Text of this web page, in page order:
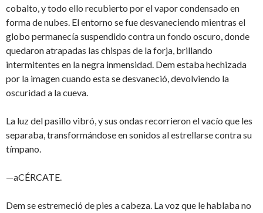
cobalto, y todo ello recubierto por el vapor condensado en
forma de nubes. El entorno se fue desvaneciendo mientras el
globo permanecía suspendido contra un fondo oscuro, donde
quedaron atrapadas las chispas de la forja, brillando
intermitentes en la negra inmensidad. Dem estaba hechizada
por la imagen cuando esta se desvaneció, devolviendo la
oscuridad a la cueva.
La luz del pasillo vibró, y sus ondas recorrieron el vacío que les
separaba, transformándose en sonidos al estrellarse contra su
tímpano.
—aCÉRCATE.
Dem se estremeció de pies a cabeza. La voz que le hablaba no